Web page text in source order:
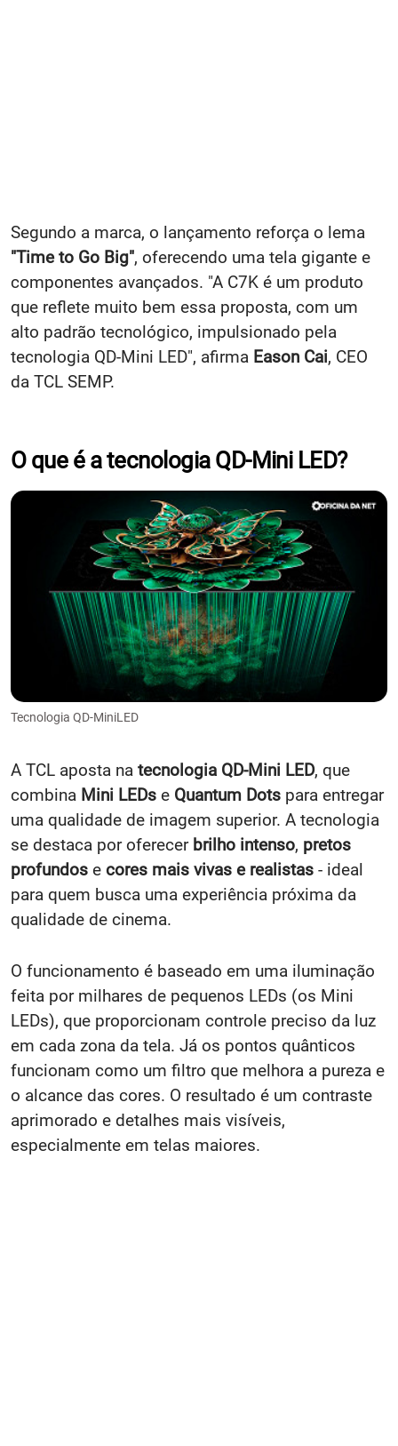
Segundo a marca, o lançamento reforça o lema
"Time to Go Big", oferecendo uma tela gigante e
componentes avançados. "A C7K é um produto
que reflete muito bem essa proposta, com um
alto padrão tecnológico, impulsionado pela
tecnologia QD-Mini LED", afirma Eason Cai, CEO
da TCL SEMP.
O que é a tecnologia QD-Mini LED?
Tecnologia QD-MiniLED
A TCL aposta na tecnologia QD-Mini LED, que
combina Mini LEDs e Quantum Dots para entregar
uma qualidade de imagem superior. A tecnologia
se destaca por oferecer brilho intenso, pretos
profundos e cores mais vivas e realistas - ideal
para quem busca uma experiência próxima da
qualidade de cinema.
O funcionamento é baseado em uma iluminação
feita por milhares de pequenos LEDs (os Mini
LEDs), que proporcionam controle preciso da luz
em cada zona da tela. Já os pontos quânticos
funcionam como um filtro que melhora a pureza e
o alcance das cores. O resultado é um contraste
aprimorado e detalhes mais visíveis,
especialmente em telas maiores.